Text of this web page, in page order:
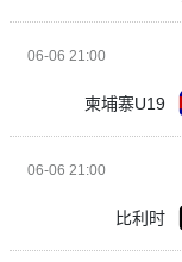
06-06 21:00
柬埔寨U19
06-06 21:00
比利时